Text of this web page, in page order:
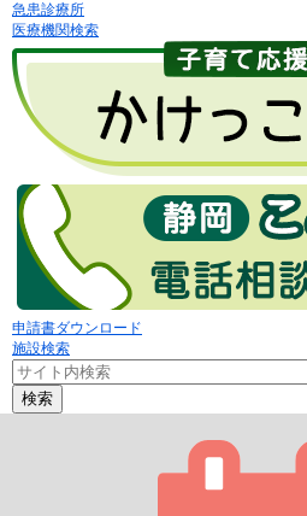
急患診療所
医療機関検索
申請書ダウンロード
施設検索
検索